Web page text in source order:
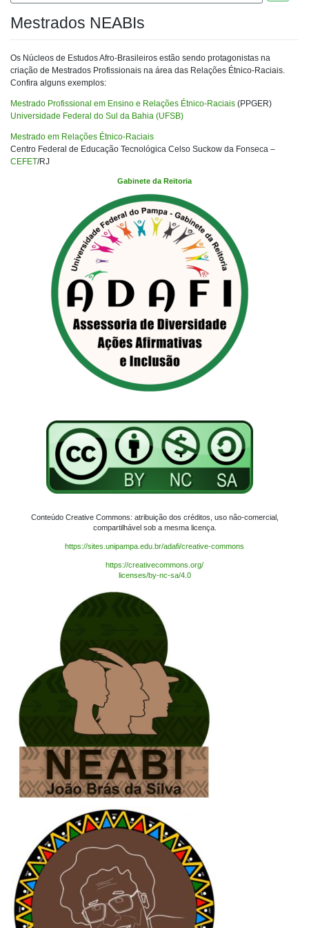
Mestrados NEABIs
Os Núcleos de Estudos Afro-Brasileiros estão sendo protagonistas na
criação de Mestrados Profissionais na área das Relações Étnico-Raciais.
Confira alguns exemplos:
Mestrado Profissional em Ensino e Relações Étnico-Raciais (PPGER)
Universidade Federal do Sul da Bahia (UFSB)
Mestrado em Relações Étnico-Raciais
Centro Federal de Educação Tecnológica Celso Suckow da Fonseca –
CEFET/RJ
Gabinete da Reitoria
Conteúdo Creative Commons: atribuição dos créditos, uso não-comercial,
compartilhável sob a mesma licença.
https://sites.unipampa.edu.br/adafi/creative-commons
https://creativecommons.org/
licenses/by-nc-sa/4.0